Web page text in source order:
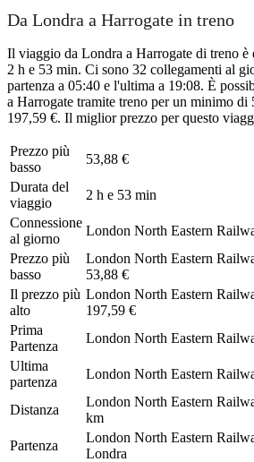
Da Londra a Harrogate in treno
Il viaggio da Londra a Harrogate di treno è
2 h e 53 min. Ci sono 32 collegamenti al
partenza a 05:40 e l'ultima a 19:08. È
a Harrogate tramite treno per un minimo di
197,59 €. Il miglior prezzo per questo
Prezzo più
basso
53,88 €
Durata del
viaggio
2 h e 53 min
Connessione
al giorno
London North Eastern
Prezzo più
basso
London North Eastern
53,88 €
Il prezzo più
alto
London North Eastern
197,59 €
Prima
Partenza
London North Eastern
Ultima
partenza
London North Eastern
Distanza
London North Eastern
km
Partenza
London North Eastern
Londra